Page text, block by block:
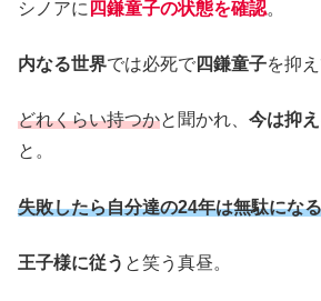
シノアに 四鎌童子の状態を確認。
内なる世界では必死で四鎌童子を抑
どれくらい持つかと聞かれ、 今は抑
と。
失敗したら自分達の24年は無駄になる
王子様に従う と笑う真昼。